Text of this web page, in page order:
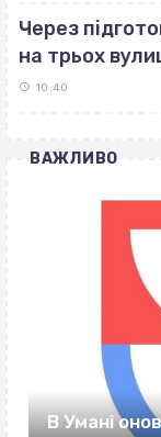
Через
на трьох
10:40
ВАЖЛИВО
В Умані